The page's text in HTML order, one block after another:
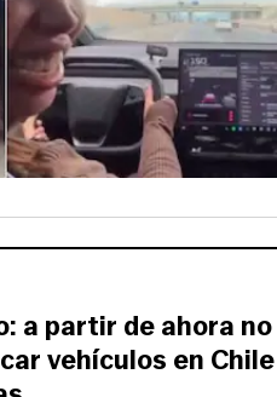
a partir de ahora no
vehículos en Chile